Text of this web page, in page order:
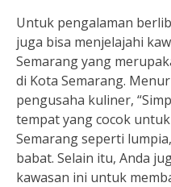
Untuk pengalaman
juga bisa menjelajahi
Semarang yang
di Kota Semarang.
pengusaha kuliner,
tempat yang cocok
Semarang seperti
babat. Selain itu, Anda
kawasan ini untuk